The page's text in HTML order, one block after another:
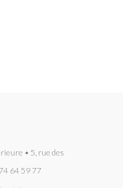
• 5, rue des
64 59 77